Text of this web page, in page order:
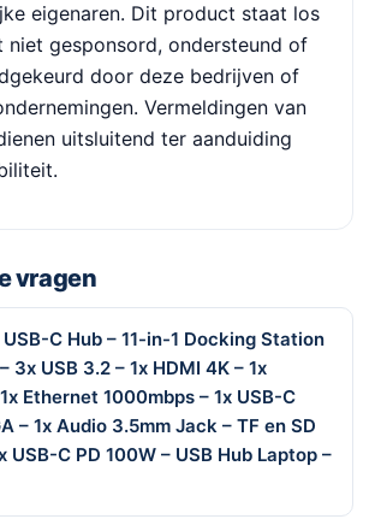
eigenaren. Dit product staat los
niet gesponsord, ondersteund of
door deze bedrijven of
Vermeldingen van
uitsluitend ter aanduiding
vragen
C Hub – 11-in-1 Docking Station
3x USB 3.2 – 1x HDMI 4K – 1x
Ethernet 1000mbps – 1x USB-C
– 1x Audio 3.5mm Jack – TF en SD
USB-C PD 100W – USB Hub Laptop –